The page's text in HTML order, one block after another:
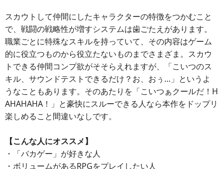
スカウトして仲間にしたキャラクターの特徴をつかむこと
で、戦闘の戦略性が増すシステムは歯ごたえがあります。
職業ごとに特殊なスキルを持っていて、その内容はゲーム
的に役立つものから役立たないものまでさまざま。スカウ
トできる仲間コンプ欲がそそらえれますが、「こいつのス
キル、サウンドテストできるだけ？お、おぅ…」というよ
うなこともあります。そのあたりを「こいつぁクールだ！H
AHAHAHA！」と豪快にスルーできる人なら本作をドップリ
楽しめること間違いなしです。
【こんな人にオススメ】
・「バカゲー」が好きな人
・ボリュームがあるRPGをプレイしたい人